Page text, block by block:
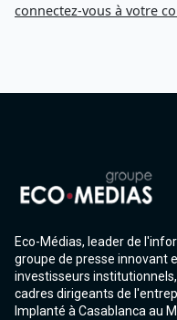
connectez-vous à votre
Eco-Médias, leader de
groupe de presse innovant
investisseurs
cadres dirigeants de
Implanté à Casablanca au